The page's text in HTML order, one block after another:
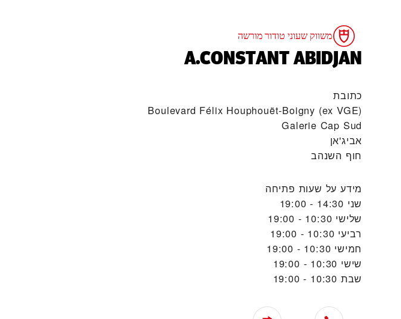
משווק שעוני טודור מורשה
‭A.CONSTANT ABIDJAN‬
כתובת
Boulevard Félix Houphouët-Boigny (ex VGE)
Galerie Cap Sud
אביג'אן
חוף השנהב
מידע על שעות פתיחה
שני 14:30 - 19:00
שלישי 10:30 - 19:00
רביעי 10:30 - 19:00
חמישי 10:30 - 19:00
שישי 10:30 - 19:00
שבת 10:30 - 19:00